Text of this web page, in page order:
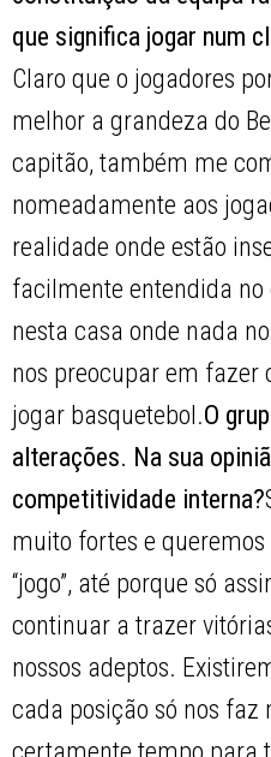
que significa jogar num
Claro que o jogadores
melhor a grandeza do
capitão, também me
nomeadamente aos
realidade onde estão
facilmente entendida
nesta casa onde nada
nos preocupar em fazer
jogar basquetebol.O
alterações. Na sua
competitividade interna?
muito fortes e
“jogo”, até porque só
continuar a trazer
nossos adeptos.
cada posição só nos faz